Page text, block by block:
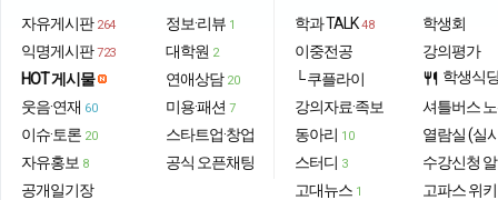
자유게시판 264
익명게시판 723
HOT 게시물
웃음·연재 60
이슈·토론 20
자유홍보 8
공개일기장
정보·리뷰 1
대학원 2
연애상담 20
미용·패션 7
스타트업·창업
공식 오픈채팅
학과 TALK 48
이중전공
└ 쿠플라이
강의자료·족보
동아리 10
스터디 3
고대뉴스 1
학생회
강의평가
restaurant 학생식
셔틀버스
열람실 (실
수강신청
고파스 위키